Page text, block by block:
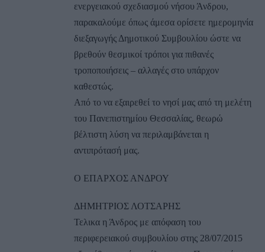
ενεργειακού σχεδιασμού νήσου Άνδρου,
παρακαλούμε όπως άμεσα ορίσετε ημερομηνία
διεξαγωγής Δημοτικού Συμβουλίου ώστε να
βρεθούν θεσμικοί τρόποι για πιθανές
τροποποιήσεις – αλλαγές στο υπάρχον
καθεστώς.
Από το να εξαιρεθεί το νησί μας από τη μελέτη
του Πανεπιστημίου Θεσσαλίας, θεωρώ
βέλτιστη λύση να περιλαμβάνεται η
αντιπρότασή μας.
Ο ΕΠΑΡΧΟΣ ΑΝΔΡΟΥ
ΔΗΜΗΤΡΙΟΣ ΛΟΤΣΑΡΗΣ
Τελικα η Άνδρος με απόφαση του
περιφερειακού συμβουλίου στης 28/07/2015